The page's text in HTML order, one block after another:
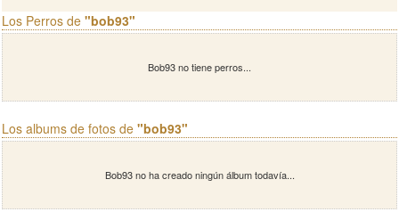
Los Perros de "bob93"
Bob93 no tiene perros...
Los albums de fotos de "bob93"
Bob93 no ha creado ningún álbum todavía...